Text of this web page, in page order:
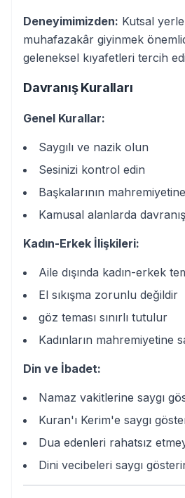
Deneyimimizden: Kutsal
muhafazakâr giyinmek
geleneksel kıyafetleri tercih
Davranış Kuralları
Genel Kurallar:
Saygılı ve nazik olun
Sesinizi kontrol edin
Başkalarının
Kamusal alanlarda
Kadın-Erkek İlişkileri:
Aile dışında kadın-erkek
El sıkışma zorunlu değildir
göz teması sınırlı tutulur
Kadınların mahremiyetine
Din ve İbadet:
Namaz vakitlerine saygı
Kuran'ı Kerim'e saygı
Dua edenleri rahatsız
Dini vecibeleri saygı